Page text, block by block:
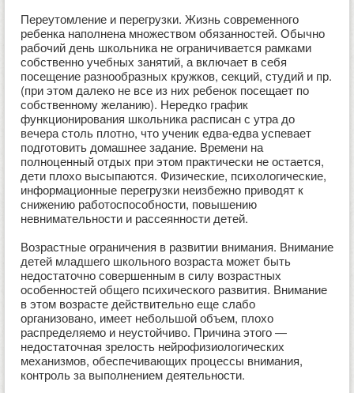
Переутомление и перегрузки. Жизнь современного
ребенка наполнена множеством обязанностей. Обычно
рабочий день школьника не ограничивается рамками
собственно учебных занятий, а включает в себя
посещение разнообразных кружков, секций, студий и пр.
(при этом далеко не все из них ребенок посещает по
собственному желанию). Нередко график
функционирования школьника расписан с утра до
вечера столь плотно, что ученик едва-едва успевает
подготовить домашнее задание. Времени на
полноценный отдых при этом практически не остается,
дети плохо высыпаются. Физические, психологические,
информационные перегрузки неизбежно приводят к
снижению работоспособности, повышению
невнимательности и рассеянности детей.
Возрастные ограничения в развитии внимания. Внимание
детей младшего школьного возраста может быть
недостаточно совершенным в силу возрастных
особенностей общего психического развития. Внимание
в этом возрасте действительно еще слабо
организовано, имеет небольшой объем, плохо
распределяемо и неустойчиво. Причина этого —
недостаточная зрелость нейрофизиологических
механизмов, обеспечивающих процессы внимания,
контроль за выполнением деятельности.